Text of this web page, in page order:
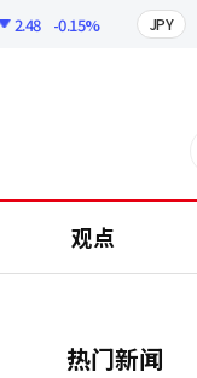
2.48 -0.15% JPY
观点
热门新闻